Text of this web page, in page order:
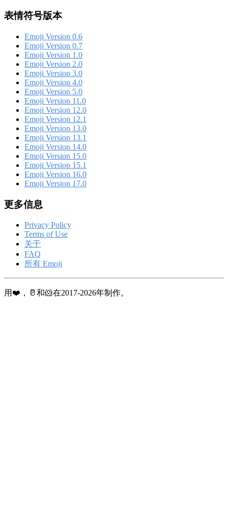
表情符号版本
Emoji Version 0.6
Emoji Version 0.7
Emoji Version 1.0
Emoji Version 2.0
Emoji Version 3.0
Emoji Version 4.0
Emoji Version 5.0
Emoji Version 11.0
Emoji Version 12.0
Emoji Version 12.1
Emoji Version 13.0
Emoji Version 13.1
Emoji Version 14.0
Emoji Version 15.0
Emoji Version 15.1
Emoji Version 16.0
Emoji Version 17.0
更多信息
Privacy Policy
Terms of Use
关于
FAQ
所有 Emoji
用❤️，🥛和🐹在2017-2026年制作。